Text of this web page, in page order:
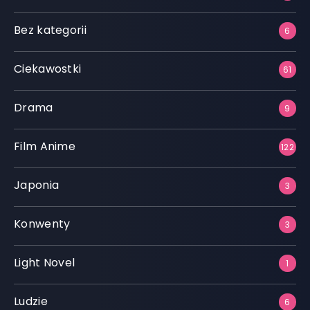
Bez kategorii 6
Ciekawostki 61
Drama 9
Film Anime 122
Japonia 3
Konwenty 3
Light Novel 1
Ludzie 6